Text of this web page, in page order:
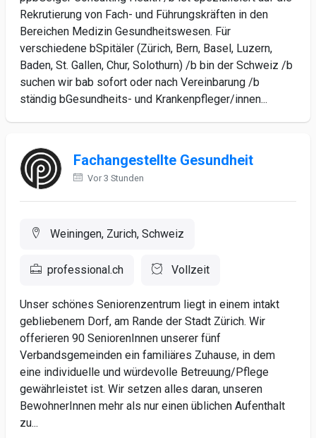
Rekrutierung von Fach- und Führungskräften in den
Bereichen Medizin Gesundheitswesen. Für
verschiedene bSpitäler (Zürich, Bern, Basel, Luzern,
Baden, St. Gallen, Chur, Solothurn) /b bin der Schweiz /b
suchen wir bab sofort oder nach Vereinbarung /b
ständig bGesundheits- und Krankenpfleger/innen...
Fachangestellte Gesundheit
Vor 3 Stunden
Weiningen, Zurich, Schweiz
professional.ch Vollzeit
Unser schönes Seniorenzentrum liegt in einem intakt
gebliebenem Dorf, am Rande der Stadt Zürich. Wir
offerieren 90 SeniorenInnen unserer fünf
Verbandsgemeinden ein familiäres Zuhause, in dem
eine individuelle und würdevolle Betreuung/Pflege
gewährleistet ist. Wir setzen alles daran, unseren
BewohnerInnen mehr als nur einen üblichen Aufenthalt
zu...